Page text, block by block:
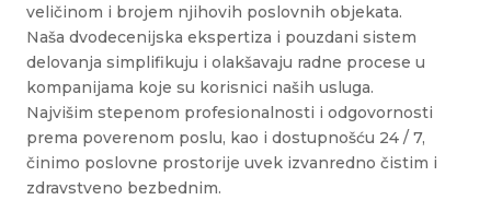
veličinom i brojem njihovih poslovnih objekata.
Naša dvodecenijska ekspertiza i pouzdani sistem
delovanja simplifikuju i olakšavaju radne procese u
kompanijama koje su korisnici naših usluga.
Najvišim stepenom profesionalnosti i odgovornosti
prema poverenom poslu, kao i dostupnošću 24 / 7,
činimo poslovne prostorije uvek izvanredno čistim i
zdravstveno bezbednim.